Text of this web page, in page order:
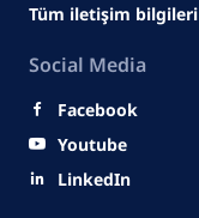
Tüm iletişim bilgileri
Social Media
Facebook
Youtube
LinkedIn